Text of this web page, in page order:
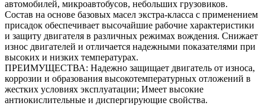
автомобилей, микроавтобусов, небольших грузовиков.
Состав на основе базовых масел экстра-класса с применением
присадок обеспечивает высочайшие рабочие характеристики
и защиту двигателя в различных режимах вождения. Снижает
износ двигателей и отличается надежными показателями при
высоких и низких температурах.
ПРЕИМУЩЕСТВА: Надежно защищает двигатель от износа,
коррозии и образования высокотемпературных отложений в
жестких условиях эксплуатации; Имеет высокие
антиокислительные и диспергирующие свойства.